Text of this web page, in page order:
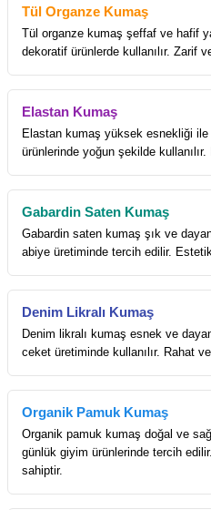
Tül Organze Kumaş
Tül organze kumaş şeffaf ve hafif
dekoratif ürünlerde kullanılır. Zarif
Elastan Kumaş
Elastan kumaş yüksek esnekliği ile
ürünlerinde yoğun şekilde
Gabardin Saten Kumaş
Gabardin saten kumaş şık ve
abiye üretiminde tercih edilir.
Denim Likralı Kumaş
Denim likralı kumaş esnek ve
ceket üretiminde kullanılır. Rahat
Organik Pamuk Kumaş
Organik pamuk kumaş doğal ve
günlük giyim ürünlerinde tercih
sahiptir.